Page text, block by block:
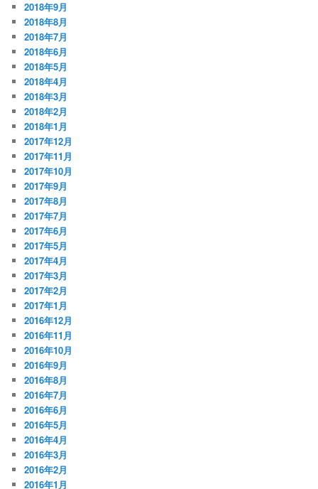
2018年9月
2018年8月
2018年7月
2018年6月
2018年5月
2018年4月
2018年3月
2018年2月
2018年1月
2017年12月
2017年11月
2017年10月
2017年9月
2017年8月
2017年7月
2017年6月
2017年5月
2017年4月
2017年3月
2017年2月
2017年1月
2016年12月
2016年11月
2016年10月
2016年9月
2016年8月
2016年7月
2016年6月
2016年5月
2016年4月
2016年3月
2016年2月
2016年1月